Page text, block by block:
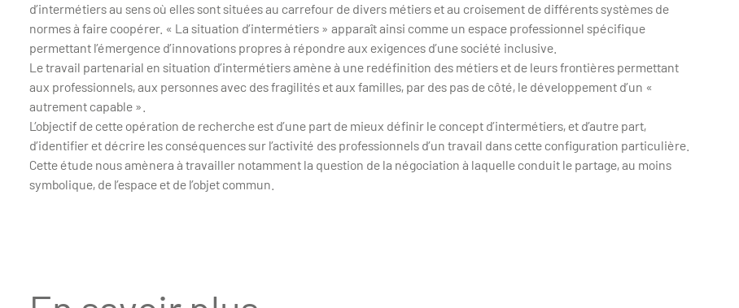
d’intermétiers au sens où elles sont situées au carrefour de divers métiers et au croisement de différents systèmes de
normes à faire coopérer. « La situation d’intermétiers » apparaît ainsi comme un espace professionnel spécifique
permettant l’émergence d’innovations propres à répondre aux exigences d’une société inclusive.
Le travail partenarial en situation d’intermétiers amène à une redéfinition des métiers et de leurs frontières permettant
aux professionnels, aux personnes avec des fragilités et aux familles, par des pas de côté, le développement d’un «
autrement capable ».
L’objectif de cette opération de recherche est d’une part de mieux définir le concept d’intermétiers, et d’autre part,
d’identifier et décrire les conséquences sur l’activité des professionnels d’un travail dans cette configuration particulière.
Cette étude nous amènera à travailler notamment la question de la négociation à laquelle conduit le partage, au moins
symbolique, de l’espace et de l’objet commun.